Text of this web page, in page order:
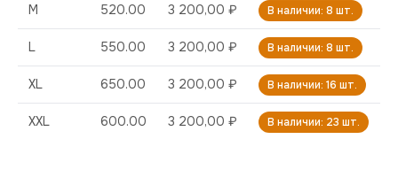
M 520.00 3 200,00 ₽ В наличии: 8 шт.
L 550.00 3 200,00 ₽ В наличии: 8 шт.
XL 650.00 3 200,00 ₽ В наличии: 16 шт.
XXL 600.00 3 200,00 ₽ В наличии: 23 шт.